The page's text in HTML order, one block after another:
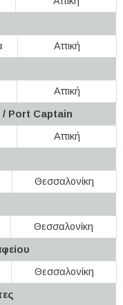
Αττική
Αττική
Port Captain
Αττική
Θεσσαλονίκη
Θεσσαλονίκη
Θεσσαλονίκη